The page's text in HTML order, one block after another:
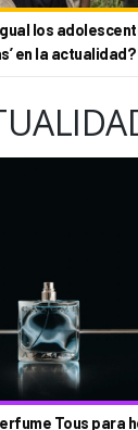
los
en la actualidad?
Tous para